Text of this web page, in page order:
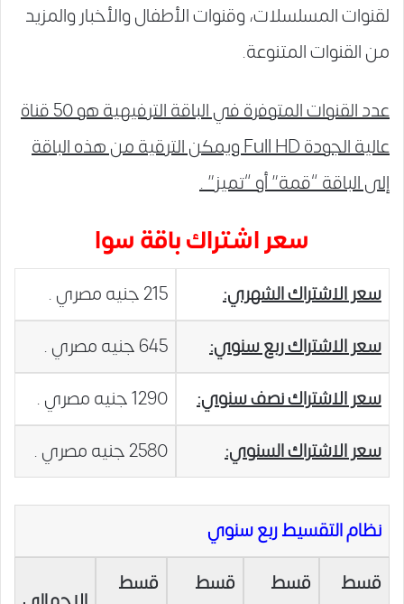
لقنوات المسلسلات، وقنوات الأطفال والأخبار والمزيد
من القنوات المتنوعة.
عدد القنوات المتوفرة في الباقة الترفيهية هو 50 قناة
عالية الجودة Full HD ويمكن الترقية من هذه الباقة
إلى الباقة “قمة” أو “تميز” .
سعر اشتراك باقة سوا
سعر الاشتراك الشهري:
215 جنيه مصري .
سعر الاشتراك ربع سنوي:
645 جنيه مصري .
سعر الاشتراك نصف سنوي:
1290 جنيه مصري .
سعر الاشتراك السنوي:
2580 جنيه مصري .
نظام التقسيط ربع سنوي
قسط
قسط
قسط
قسط